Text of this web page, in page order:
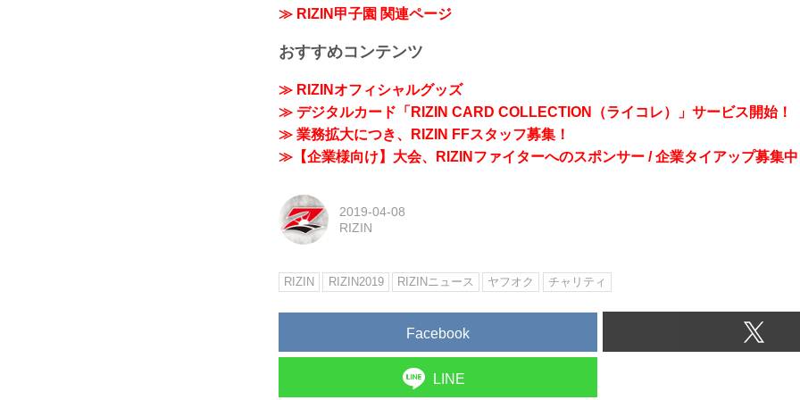
≫ RIZIN甲子園 関連ページ
おすすめコンテンツ
≫ RIZINオフィシャルグッズ
≫ デジタルカード「RIZIN CARD COLLECTION（ライコレ）」サービス開始！
≫ 業務拡大につき、RIZIN FFスタッフ募集！
≫【企業様向け】大会、RIZINファイターへのスポンサー / 企業タイアップ募集
2019-04-08
RIZIN
RIZIN RIZIN2019 RIZINニュース ヤフオク チャリティ
Facebook
LINE